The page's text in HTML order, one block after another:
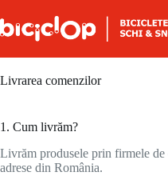
Livrarea comenzilor
1. Cum livrăm?
Livrăm produsele prin firmele
adrese din România.